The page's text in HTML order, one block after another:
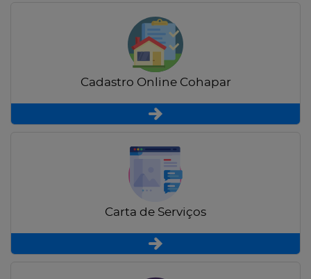
Cadastro Online Cohapar
Carta de Serviços